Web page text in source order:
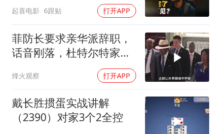
起喜电影 6跟贴 打开APP
菲防长要求亲华派辞职，
话音刚落，杜特尔特家族
烽火观察 打开APP
戴长胜掼蛋实战讲解
（2390）对家3个2全控